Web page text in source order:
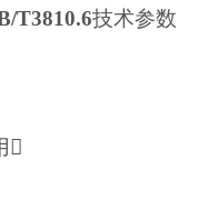
T3810.6技术参数
